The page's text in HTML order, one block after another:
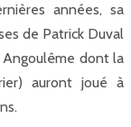
années, sa
de Patrick Duval
Angoulême dont la
auront joué à